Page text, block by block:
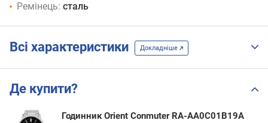
Ремінець: сталь
Всі характеристики Докладніше
Де купити?
Годинник Orient Conmuter RA-AA0C01B19A